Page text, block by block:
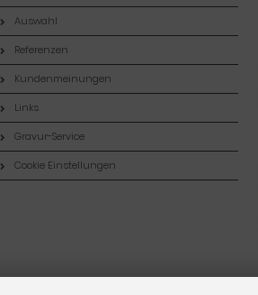
Auswahl
Referenzen
Kundenmeinungen
Links
Gravur-Service
Cookie Einstellungen